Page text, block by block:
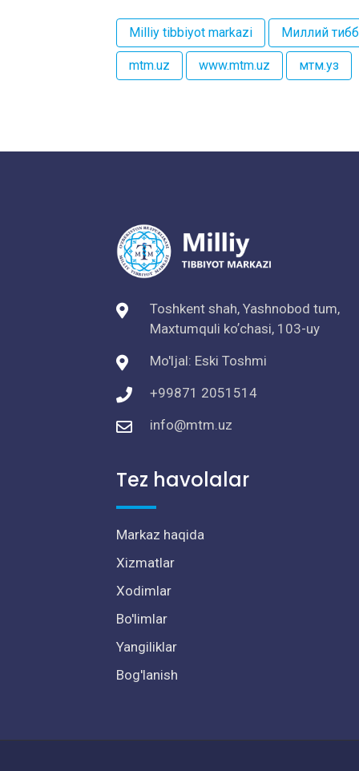
Milliy tibbiyot markazi Миллий
mtm.uz www.mtm.uz мтм.уз
Toshkent shah, Yashnobod tum,
Maxtumquli koʼchasi, 103-uy
Mo'ljal: Eski Toshmi
+99871 2051514
info@mtm.uz
Tez havolalar
Markaz haqida
Xizmatlar
Xodimlar
Bo'limlar
Yangiliklar
Bog'lanish